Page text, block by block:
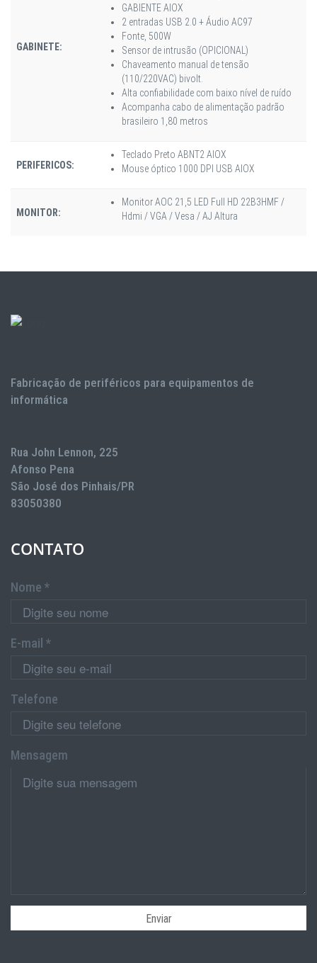
GABINETE:
GABIENTE AIOX
2 entradas USB 2.0 + Áudio AC97
Fonte, 500W
Sensor de intrusão (OPICIONAL)
Chaveamento manual de tensão
(110/220VAC) bivolt.
Alta confiabilidade com baixo nível de ruído
Acompanha cabo de alimentação padrão
brasileiro 1,80 metros
PERIFERICOS:
Teclado Preto ABNT2 AIOX
Mouse óptico 1000 DPI USB AIOX
MONITOR:
Monitor AOC 21,5 LED Full HD 22B3HMF /
Hdmi / VGA / Vesa / AJ Altura
Fabricação de periféricos para equipamentos de
informática
Rua John Lennon, 225
Afonso Pena
São José dos Pinhais/PR
83050380
CONTATO
Nome *
E-mail *
Telefone
Mensagem
Enviar